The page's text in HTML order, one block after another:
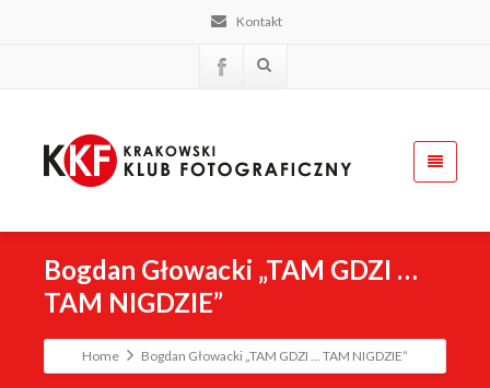
Kontakt
Bogdan Głowacki „TAM GDZI …
TAM NIGDZIE”
Home Bogdan Głowacki „TAM GDZI … TAM NIGDZIE”